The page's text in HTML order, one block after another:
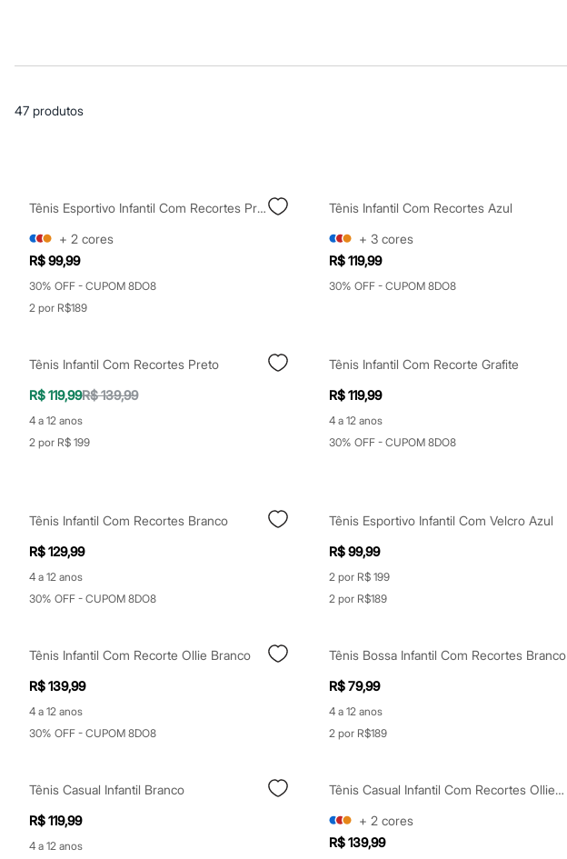
Casacos e Jaquetas
Macacões
Saias
Bonés e Chapéus
Bijoux
Cintos
Óculos
Relógios
Calçados
Botas
Chinelos
Sapatilhas
Marcas
City
Clock House
Mindset
Acessórios
Blusas
Calçados
Leggings
Shorts e Bermudas
Tops
Meias
Sutiãs e Tops
Moda praia
Biquínis
Maiôs
Plus size
Calças
Casacos e Jaquetas
47 produtos
Tênis Esportivo Infantil Com Recortes Preto
+ 2 cores
R$ 99,99
30% OFF - CUPOM 8DO8
2 por R$189
Tênis Infantil Com Recortes Azul
+ 3 cores
R$ 119,99
30% OFF - CUPOM 8DO8
Tênis Infantil Com Recortes Preto
R$ 119,99R$ 139,99
4 a 12 anos
2 por R$ 199
Tênis Infantil Com Recorte Grafite
R$ 119,99
4 a 12 anos
30% OFF - CUPOM 8DO8
Tênis Infantil Com Recortes Branco
R$ 129,99
4 a 12 anos
30% OFF - CUPOM 8DO8
Tênis Esportivo Infantil Com Velcro Azul
R$ 99,99
2 por R$ 199
2 por R$189
Tênis Infantil Com Recorte Ollie Branco
R$ 139,99
4 a 12 anos
30% OFF - CUPOM 8DO8
Tênis Bossa Infantil Com Recortes Branco
R$ 79,99
4 a 12 anos
2 por R$189
Tênis Casual Infantil Branco
R$ 119,99
4 a 12 anos
Tênis Casual Infantil Com Recortes Ollie Bege
+ 2 cores
R$ 139,99